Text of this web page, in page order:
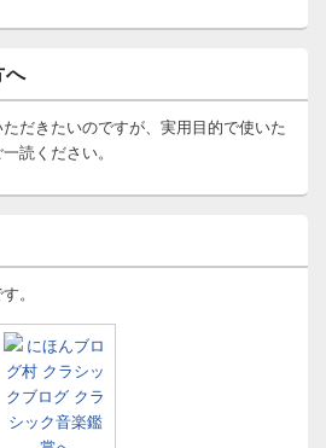
へ
だきたいのですが、実用目的で使いた
読ください。
。